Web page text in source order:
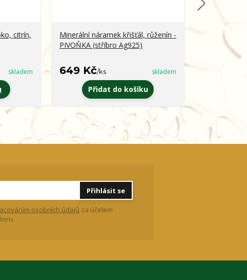
citrín,
skladem
Minerální náramek křišťál, růženín -
PIVOŇKA (stříbro Ag925)
649 Kč/ks skladem
Přidat do košíku
Minerální
obsidián -
Přihlásit se
osobních údajů za účelem